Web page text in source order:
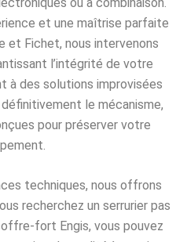
et une maîtrise parfaite
et Fichet, nous intervenons
l’intégrité de votre
des solutions improvisées
le mécanisme,
pour préserver votre
techniques, nous offrons
recherchez un serrurier pas
fort Engis, vous pouvez